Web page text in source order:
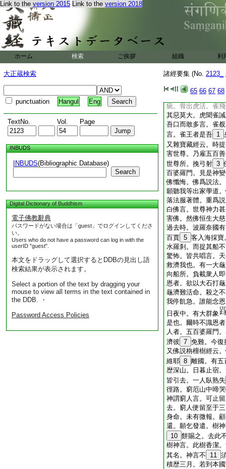
Link to the version 2015 Link to the version 2018
ホーム 検索 ご挨拶 組織 利
大正蔵検索
punctuation Hangul Eng
TextNo. Vol. Page
INBUDS
INBUDS(Bibliographic Database)
Search
Digital Dictionary of Buddhism
電子佛教辭典
パスワードがない場合は「guest」でログインしてくださ
い。
Users who do not have a password can log in with the
userID "guest".
本文をドラッグして選択するとDDBの見出し語
検索結果が表示されます。
Select a portion of the text by dragging your
mouse to view all terms in the text contained in
the DDB. ・
Password Access Policies
諸經要集 (No. 2123_
65 66 67 68
也。王有愧色。汝
勅於國中。若有驅
數千皆來依附。飮
節五穀豐熟。人無
人者調達是也。我
難有至意
又雀王經云。昔者
由護身瘡。有虎食
疵。骨出虎活。雀
其惡莫大。虎聞雀
吾口而敢多言。雀
言。雀王者是吾 1
又雜寶藏經云。時
害世尊。乃雇五百
世尊所。挽弓射 3
百婆羅門。見是神
佛懺悔。佛爲説法
願聽我等出家學道
落法服著體。重爲
白佛言。世尊神力
害佛。然佛恒生大
過去時。波羅奈國
百賈 5 客入海採寶
水羅刹。而捉其船
驚怖。皆共唱言。
救濟我也。有一大
向船所。負載衆人
恩者。欲以大石打
龜濟難活命。殺之
我停飢急。誰能念
日夜中。有大群象
是也。爾時不識恩
人者。五百婆羅門
濟彼 7 免難。今復
又佛説栴檀樹經云
維耶 8 離國。有五
歴深山。日暮止宿
皆引去。一人臥熟失
徑路。窮厄山中啼
神謂窮人言。可止
去。窮人便留至于
身命。未有微報。
還。願乞發遣。樹
10 餅賜之。去此
樹神言。此樹香潔
其名。神言不
11
積歴三月。若到本